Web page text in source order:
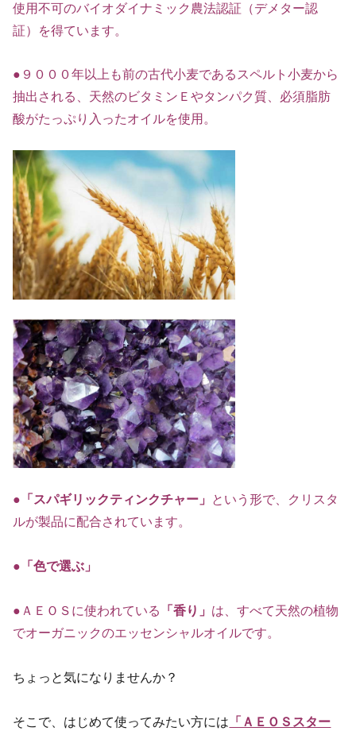
使用不可のバイオダイナミック農法認証（デメター認
証）を得ています。
●９０００年以上も前の古代小麦であるスペルト小麦から
抽出される、天然のビタミンＥやタンパク質、必須脂肪
酸がたっぷり入ったオイルを使用。
● 「スパギリックティンクチャー」 という形で、クリスタ
ルが製品に配合されています。
● 「色で選ぶ」
●ＡＥＯＳに使われている 「香り」 は、すべて天然の植物
でオーガニックのエッセンシャルオイルです。
ちょっと気になりませんか？
そこで、はじめて使ってみたい方には 「ＡＥＯＳスター